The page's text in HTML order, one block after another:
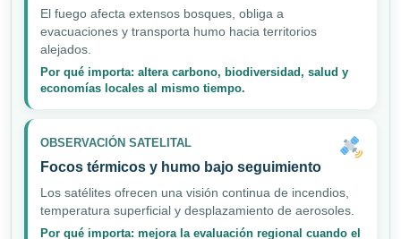
El fuego afecta extensos bosques, obliga a
evacuaciones y transporta humo hacia territorios
alejados.
Por qué importa: altera carbono, biodiversidad, salud y
economías locales al mismo tiempo.
OBSERVACIÓN SATELITAL
Focos térmicos y humo bajo seguimiento
Los satélites ofrecen una visión continua de incendios,
temperatura superficial y desplazamiento de aerosoles.
Por qué importa: mejora la evaluación regional cuando el